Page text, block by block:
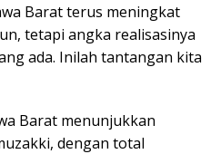
Barat terus meningkat
tetapi angka realisasinya
ada. Inilah tantangan kita
Barat menunjukkan
dengan total